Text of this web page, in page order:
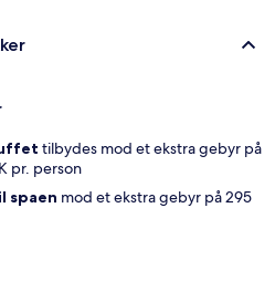
tilbydes mod et ekstra gebyr på
pr. person
spaen mod et ekstra gebyr på 295